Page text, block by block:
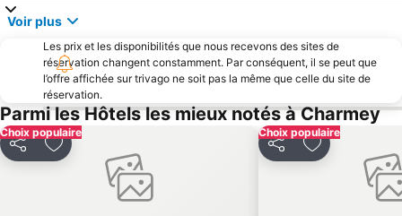
Port d'Ouchy
Hauptbahnhof Bern
Station Montreux
Gstaad Mountain Rides
Les Mosses - La Lècherette
Länggasse
Leysin Oxygène des Alpes
Congress Center Beaulieu
Sous-gare - Ouchy
AgriMesse Thun-Expo
Festival de Jazz de Montreux
Vieille Ville de Berne
Voir plus
Les prix et les disponibilités que nous recevons des sites de
réservation changent constamment. Par conséquent, il se peut que
l’offre affichée sur trivago ne soit pas la même que celle du site de
réservation.
Parmi les Hôtels les mieux notés à Charmey
Choix populaire
PartagerAjouter à mes favoris
Choix populaire
PartagerAjouter à